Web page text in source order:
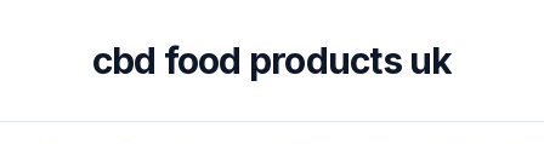
cbd food products uk